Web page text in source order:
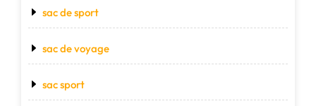
sac de sport
sac de voyage
sac sport